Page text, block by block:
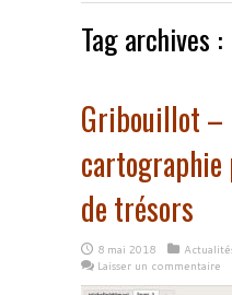
Tag archives :
Gribouillot –
cartographie
de trésors
8 mai 2018
Laisser un commentaire